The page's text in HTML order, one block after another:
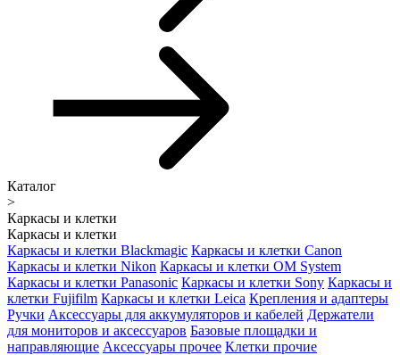
Каталог
>
Каркасы и клетки
Каркасы и клетки
Каркасы и клетки Blackmagic Каркасы и клетки Canon
Каркасы и клетки Nikon Каркасы и клетки OM System
Каркасы и клетки Panasonic Каркасы и клетки Sony Каркасы и
клетки Fujifilm Каркасы и клетки Leica Крепления и адаптеры
Ручки Аксессуары для аккумуляторов и кабелей Держатели
для мониторов и аксессуаров Базовые площадки и
направляющие Аксессуары прочее Клетки прочие